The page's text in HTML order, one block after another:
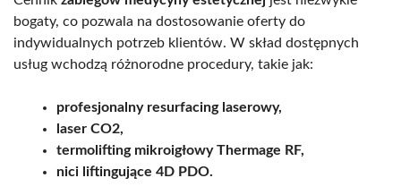
bogaty, co pozwala na dostosowanie oferty do
indywidualnych potrzeb klientów. W skład dostępnych
usług wchodzą różnorodne procedury, takie jak:
profesjonalny resurfacing laserowy,
laser CO2,
termolifting mikroigłowy Thermage RF,
nici liftingujące 4D PDO.